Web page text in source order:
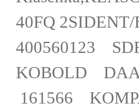
40FQ
400560123
KOBOLD
161566